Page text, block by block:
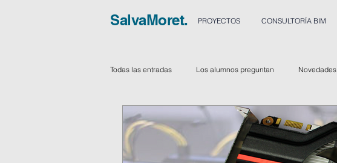
SalvaMoret. PROYECTOS CONSULTORÍA BIM
Todas las entradas Los alumnos preguntan Novedades